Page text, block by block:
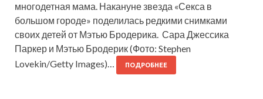
многодетная мама. Накануне звезда «Секса в
большом городе» поделилась редкими снимками
своих детей от Мэтью Бродерика. Сара Джессика
Паркер и Мэтью Бродерик (Фото: Stephen
Lovekin/Getty Images)…
ПОДРОБНЕЕ